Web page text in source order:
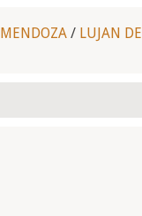
MENDOZA / LUJAN